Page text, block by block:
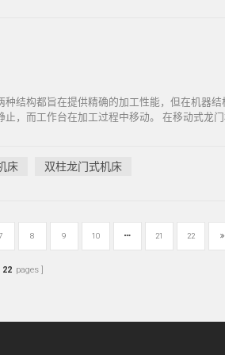
结构都旨在提供精确的加工性能，但在机器结
，而工作台在加工过程中移动。 在移动式龙
床 双柱龙门式机床
8 9 10 21 22
22 pages